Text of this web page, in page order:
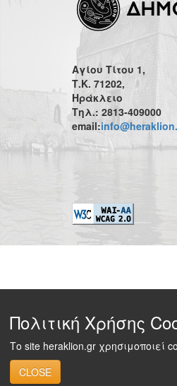
Αγίου Τίτου 1,
Τ.Κ. 71202,
Ηράκλειο
Τηλ.: 2813-409000
email:
Πολιτική Χρήσης
Το site heraklion.gr χρησιμοποιεί
CLOSE